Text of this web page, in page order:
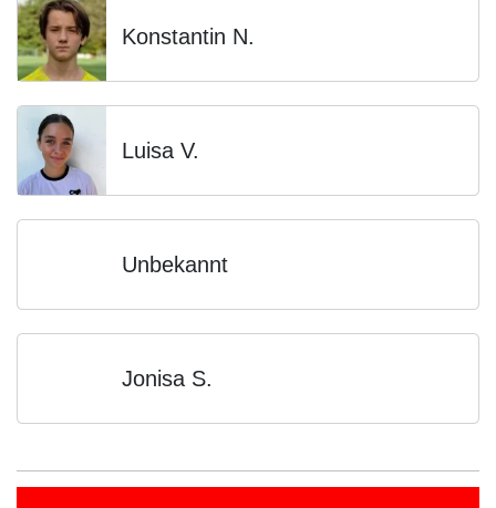
Konstantin N.
Luisa V.
Unbekannt
Jonisa S.